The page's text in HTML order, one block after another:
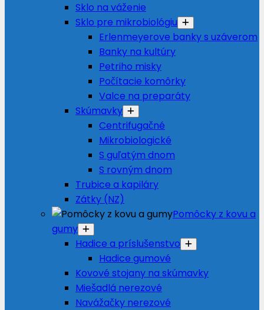
Sklo na váženie
Sklo pre mikrobiológiu
Erlenmeyerove banky s uzáverom
Banky na kultúry
Petriho misky
Počítacie komôrky
Valce na preparáty
Skúmavky
Centrifugačné
Mikrobiologické
S guľatým dnom
S rovným dnom
Trubice a kapiláry
Zátky (NZ)
Pomôcky z kovu a
gumy
Hadice a príslušenstvo
Hadice gumové
Kovové stojany na skúmavky
Miešadlá nerezové
Navážačky nerezové